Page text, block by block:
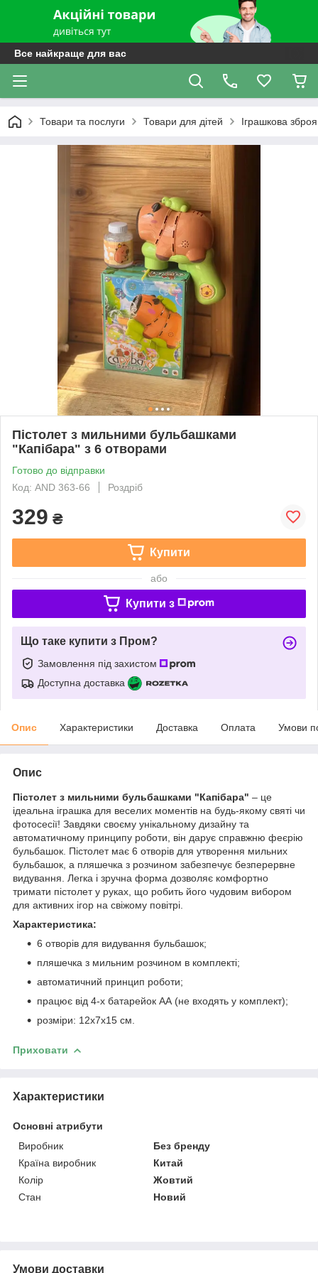
Все найкраще для вас
Товари та послуги Товари для дітей Іграшкова зброя
Пістолет з мильними бульбашками
"Капібара" з 6 отворами
Готово до відправки
Код: AND 363-66
Роздріб
329 ₴
Купити
або
Купити з
Що таке купити з Пром?
Замовлення під захистом
Доступна доставка
Опис Характеристики Доставка Оплата Умови
Опис
Пістолет з мильними бульбашками "Капібара" – це
ідеальна іграшка для веселих моментів на будь-якому святі чи
фотосесії! Завдяки своєму унікальному дизайну та
автоматичному принципу роботи, він дарує справжню феєрію
бульбашок. Пістолет має 6 отворів для утворення мильних
бульбашок, а пляшечка з розчином забезпечує безперервне
видування. Легка і зручна форма дозволяє комфортно
тримати пістолет у руках, що робить його чудовим вибором
для активних ігор на свіжому повітрі.
Характеристика:
6 отворів для видування бульбашок;
пляшечка з мильним розчином в комплекті;
автоматичний принцип роботи;
працює від 4-х батарейок АА (не входять у комплект);
розміри: 12х7х15 см.
Приховати
Характеристики
Основні атрибути
Виробник
Без бренду
Країна виробник
Китай
Колір
Жовтий
Стан
Новий
Умови доставки